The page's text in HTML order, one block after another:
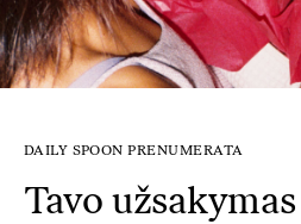
DAILY SPOON PRENUMERATA
Tavo